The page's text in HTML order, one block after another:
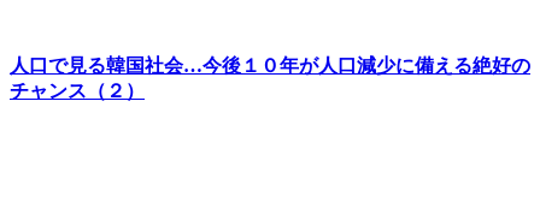
人口で見る韓国社会…今後１０年が人口減少に備える絶好の
チャンス（２）